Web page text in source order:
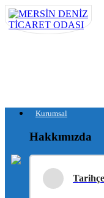
Kurumsal
Hakkımızda